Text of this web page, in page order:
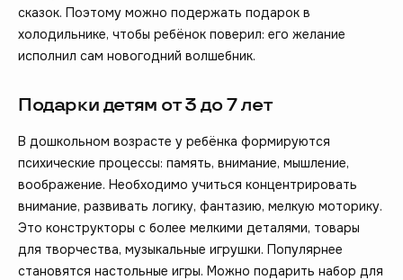
сказок. Поэтому можно подержать подарок в
холодильнике, чтобы ребёнок поверил: его желание
исполнил сам новогодний волшебник.
Подарки детям от 3 до 7 лет
В дошкольном возрасте у ребёнка формируются
психические процессы: память, внимание, мышление,
воображение. Необходимо учиться концентрировать
внимание, развивать логику, фантазию, мелкую моторику.
Это конструкторы с более мелкими деталями, товары
для творчества, музыкальные игрушки. Популярнее
становятся настольные игры. Можно подарить набор для